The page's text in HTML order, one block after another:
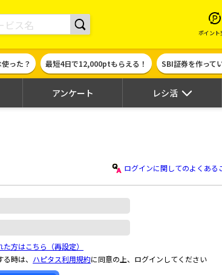
できるポイントサイト | ハピタス
ポイント
った？ 最短4日で12,000ptもらえる！ SBI証券を作って
アンケート レシ活
ログインに関してのよくある
方はこちら（再設定）
時は、 ハピタス利用規約に同意の上、ログインしてください